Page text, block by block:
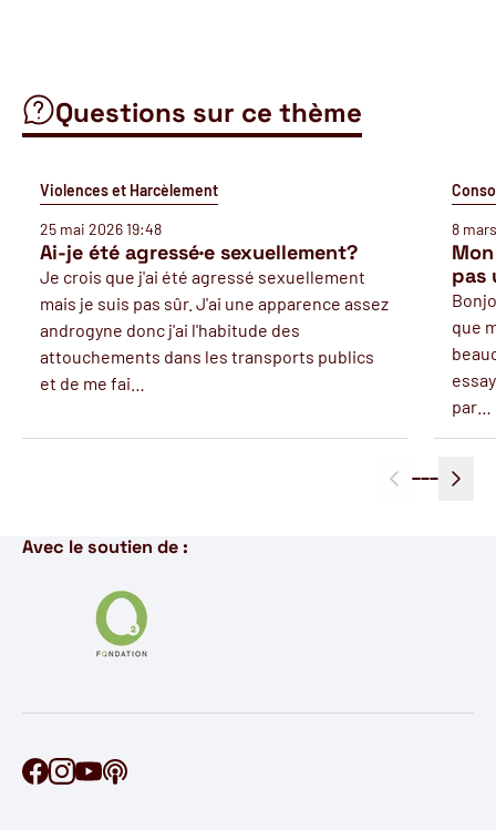
Questions sur ce thème
Violences et Harcèlement
25 mai 2026 19:48
Ai-je été agressé·e sexuellement?
Je crois que j'ai été agressé sexuellement
mais je suis pas sûr. J'ai une apparence assez
androgyne donc j'ai l'habitude des
attouchements dans les transports publics
et de me fai…
8
pas
que
par…
Avec le soutien de :
Retrouve Ontécoute sur Facebook
Retrouve Ontécoute sur Instagram
Retrouve Ontécoute sur YouTube